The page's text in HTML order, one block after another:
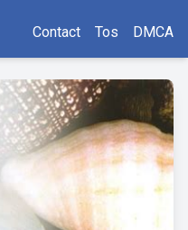
Contact Tos DMCA